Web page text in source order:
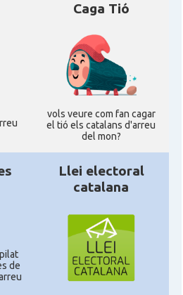
Caga Tió
vols veure com fan cagar
el tió els catalans d'arreu
del mon?
de
Llei electoral
catalana